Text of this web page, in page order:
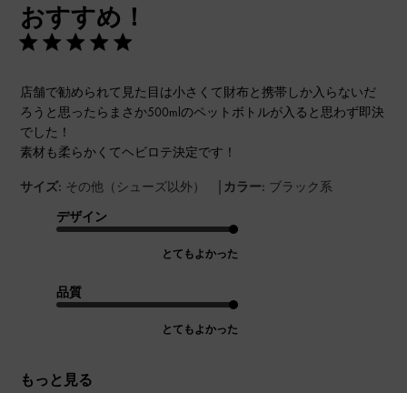
おすすめ！
店舗で勧められて見た目は小さくて財布と携帯しか入らないだ
ろうと思ったらまさか500mlのペットボトルが入ると思わず即決
でした！
素材も柔らかくてヘビロテ決定です！
サイズ: その他（シューズ以外） | カラー: ブラック系
デザイン
とてもよかった
品質
とてもよかった
もっと見る